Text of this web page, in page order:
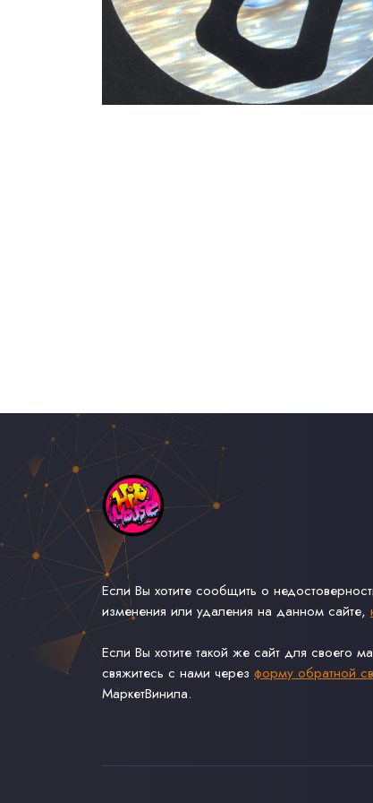
Если Вы хотите сообщить о
изменения или удаления на данном сайте,
Если Вы хотите такой же сайт для своего
свяжитесь с нами через форму обратной
МаркетВинила.